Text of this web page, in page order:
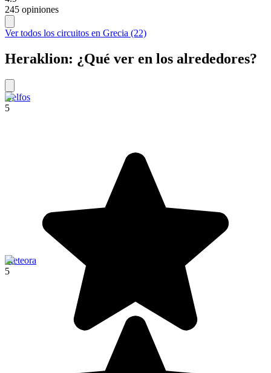
245 opiniones
Ver todos los circuitos en Grecia (22)
Heraklion: ¿Qué ver en los alrededores?
Delfos
5
Meteora
5